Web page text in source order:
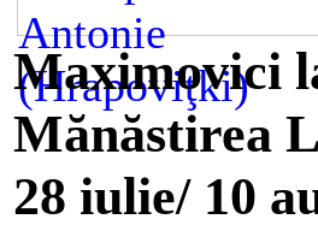
Maximovici
Mănăstirea
28 iulie/ 10